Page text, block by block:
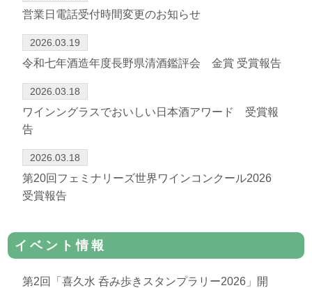
営業日電話受付時間変更のお知らせ
2026.03.19
令和七年酒造年度長野県清酒鑑評会 金賞 受賞報告
2026.03.18
ワインングラスでおいしい日本酒アワード 受賞報
告
2026.03.18
第20回フェミナリーズ世界ワインコンクール2026
受賞報告
イベント情報
第2回「喜久水 呑み歩きスタンプラリー2026」開